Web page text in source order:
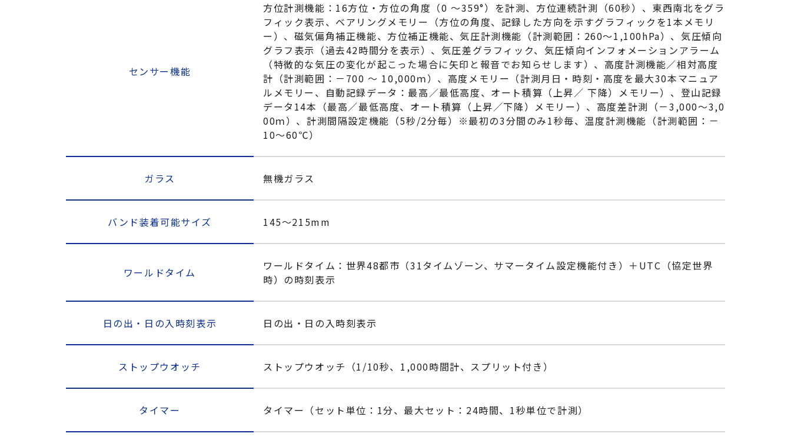
センサー機能
方位計測機能：16方位・方位の角度（0 ～359°）を計測、方位連続計測（60秒）、東西南北をグラ
フィック表示、ベアリングメモリー（方位の角度、記録した方向を示すグラフィックを1本メモリ
ー）、磁気偏角補正機能、方位補正機能、気圧計測機能（計測範囲：260～1,100hPa）、気圧傾向
グラフ表示（過去42時間分を表示）、気圧差グラフィック、気圧傾向インフォメーションアラーム
（特徴的な気圧の変化が起こった場合に矢印と報音でお知らせします）、高度計測機能／相対高度
計（計測範囲：－700 ～ 10,000ｍ）、高度メモリー（計測月日・時刻・高度を最大30本マニュア
ルメモリー、自動記録データ：最高／最低高度、オート積算（上昇／ 下降）メモリー）、登山記録
データ14本（最高／最低高度、オート積算（上昇／下降）メモリー）、高度差計測（－3,000～3,0
00ｍ）、計測間隔設定機能（5秒/2分毎）※最初の3分間のみ1秒毎、温度計測機能（計測範囲：－
10～60℃）
ガラス 無機ガラス
バンド装着可能サイズ 145～215mm
ワールドタイム
ワールドタイム：世界48都市（31タイムゾーン、サマータイム設定機能付き）＋UTC（協定世界
時）の時刻表示
日の出・日の入時刻表示 日の出・日の入時刻表示
ストップウオッチ ストップウオッチ（1/10秒、1,000時間計、スプリット付き）
タイマー タイマー（セット単位：1分、最大セット：24時間、1秒単位で計測）